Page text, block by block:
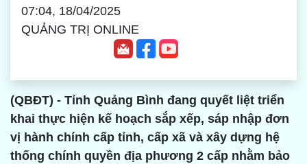
07:04, 18/04/2025
QUẢNG TRỊ ONLINE
(QBĐT) - Tỉnh Quảng Bình đang quyết liệt triển
khai thực hiện kế hoạch sắp xếp, sáp nhập đơn
vị hành chính cấp tỉnh, cấp xã và xây dựng hệ
thống chính quyền địa phương 2 cấp nhằm bảo